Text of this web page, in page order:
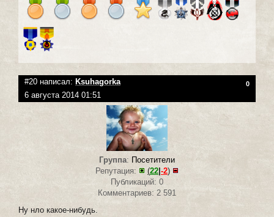
#20 написал: Ksuhagorka 0
6 августа 2014 01:51
Группа: Посетители
Репутация:
(22 -2)
Публикаций: 0
Комментариев: 2 591
Ну нло какое-нибудь.